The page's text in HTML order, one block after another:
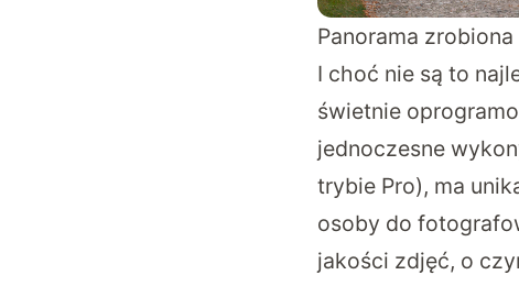
Panorama
I choć nie są to
świetnie
jednoczesne
trybie Pro), ma
osoby do
jakości zdjęć, o